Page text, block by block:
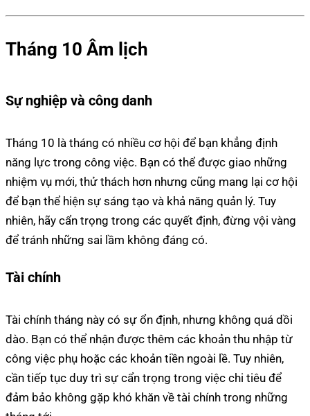
Tháng 10 Âm lịch
Sự nghiệp và công danh
Tháng 10 là tháng có nhiều cơ hội để bạn khẳng định
năng lực trong công việc. Bạn có thể được giao những
nhiệm vụ mới, thử thách hơn nhưng cũng mang lại cơ hội
để bạn thể hiện sự sáng tạo và khả năng quản lý. Tuy
nhiên, hãy cẩn trọng trong các quyết định, đừng vội vàng
để tránh những sai lầm không đáng có.
Tài chính
Tài chính tháng này có sự ổn định, nhưng không quá dồi
dào. Bạn có thể nhận được thêm các khoản thu nhập từ
công việc phụ hoặc các khoản tiền ngoài lề. Tuy nhiên,
cần tiếp tục duy trì sự cẩn trọng trong việc chi tiêu để
đảm bảo không gặp khó khăn về tài chính trong những